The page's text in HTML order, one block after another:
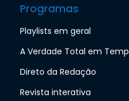
Programas
Playlists em geral
A Verdade Total em
Direto da Redação
Revista interativa